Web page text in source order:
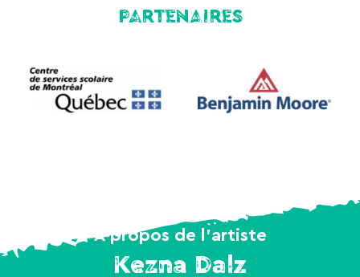
PARTENAIRES
À propos de l’artiste
Kezna Dalz